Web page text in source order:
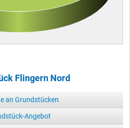
Flingern Nord
an Grundstücken
Angebot